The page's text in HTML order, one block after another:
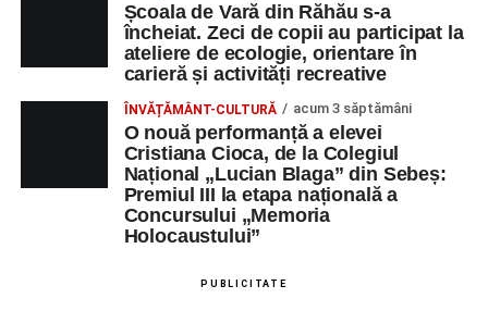
Școala de Vară din Răhău s-a
încheiat. Zeci de copii au participat la
ateliere de ecologie, orientare în
carieră și activități recreative
ÎNVĂȚĂMÂNT-CULTURĂ acum 3 săptămâni
O nouă performanță a elevei
Cristiana Cioca, de la Colegiul
Național „Lucian Blaga” din Sebeș:
Premiul III la etapa națională a
Concursului „Memoria
Holocaustului”
PUBLICITATE